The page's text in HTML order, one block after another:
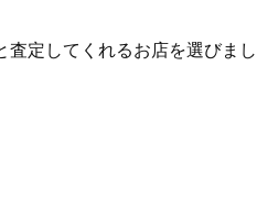
定してくれるお店を選びまし